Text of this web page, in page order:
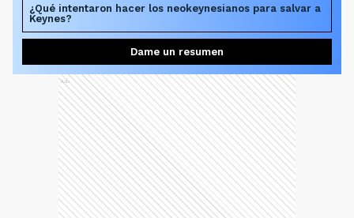
¿Qué intentaron hacer los neokeynesianos para salvar a
Keynes?
Dame un resumen
Ads